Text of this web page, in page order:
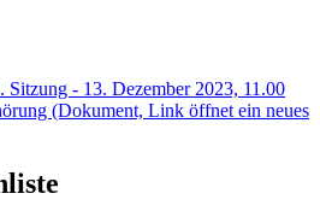
Sitzung - 13. Dezember 2023, 11.00
(Dokument, Link öffnet ein neues